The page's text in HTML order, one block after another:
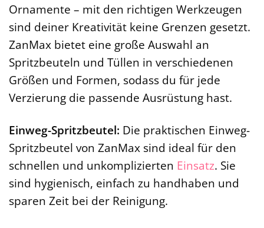
Ornamente – mit den richtigen Werkzeugen
sind deiner Kreativität keine Grenzen gesetzt.
ZanMax bietet eine große Auswahl an
Spritzbeuteln und Tüllen in verschiedenen
Größen und Formen, sodass du für jede
Verzierung die passende Ausrüstung hast.
Einweg-Spritzbeutel: Die praktischen Einweg-
Spritzbeutel von ZanMax sind ideal für den
schnellen und unkomplizierten Einsatz. Sie
sind hygienisch, einfach zu handhaben und
sparen Zeit bei der Reinigung.